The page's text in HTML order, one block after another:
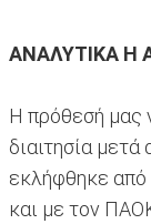
ΑΝΑΛΥΤΙΚΑ Η
Η πρόθεσή μας
διαιτησία
εκλήφθηκε
και με τον